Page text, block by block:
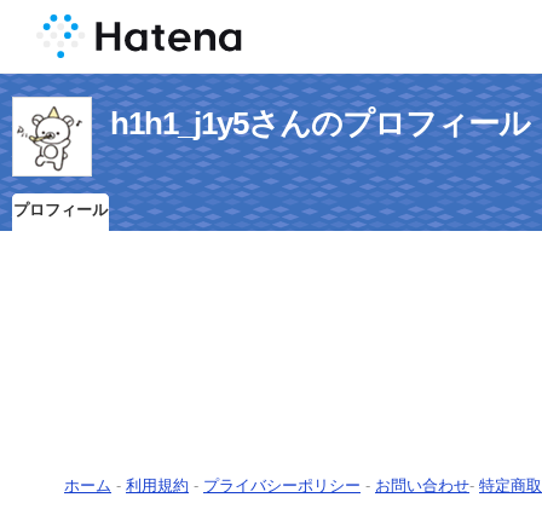
h1h1_j1y5さんのプロフィール
プロフィール
ホーム - 利用規約 - プライバシーポリシー - お問い合わせ- 特定商